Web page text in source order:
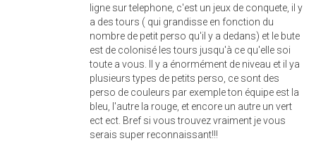
ligne sur telephone, c'est un jeux de conquete, il y
a des tours ( qui grandisse en fonction du
nombre de petit perso qu'il y a dedans) et le bute
est de colonisé les tours jusqu'à ce qu'elle soi
toute a vous. Il y a énormément de niveau et il ya
plusieurs types de petits perso, ce sont des
perso de couleurs par exemple ton équipe est la
bleu, l'autre la rouge, et encore un autre un vert
ect ect. Bref si vous trouvez vraiment je vous
serais super reconnaissant!!!